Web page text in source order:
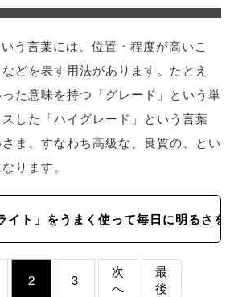
う言葉には、位置・程度が高いこ
どを表す用法があります。たとえ
た意味を持つ「グレード」という単
した「ハイグレード」という言葉
ま、すなわち高級な、良質の、とい
ります。
イト」をうまく使って毎日に明るさを
2 3
次
へ
最
後